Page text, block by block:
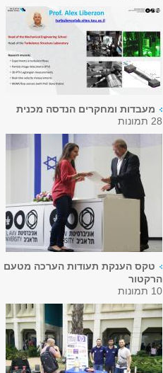
מעבדות ומחקרים הנדסה מכנית
28 תמונות
טקס הענקת תעודות הערכה מטעם
הרקטור
10 תמונות